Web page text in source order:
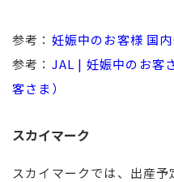
参考： 妊娠中のお客様 国
参考： JAL | 妊娠中のお客
客さま）
スカイマーク
スカイマークでは、出産